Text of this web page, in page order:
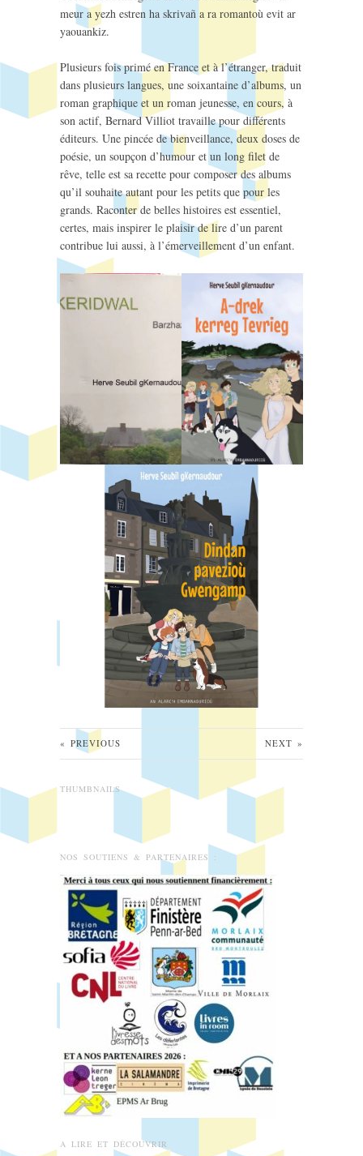
meur a yezh estren ha skrivañ a ra romantoù evit ar
yaouankiz.
Plusieurs fois primé en France et à l’étranger, traduit
dans plusieurs langues, une soixantaine d’albums, un
roman graphique et un roman jeunesse, en cours, à
son actif, Bernard Villiot travaille pour différents
éditeurs. Une pincée de bienveillance, deux doses de
poésie, un soupçon d’humour et un long filet de
rêve, telle est sa recette pour composer des albums
qu’il souhaite autant pour les petits que pour les
grands. Raconter de belles histoires est essentiel,
certes, mais inspirer le plaisir de lire d’un parent
contribue lui aussi, à l’émerveillement d’un enfant.
« PREVIOUS NEXT »
THUMBNAILS
NOS SOUTIENS & PARTENAIRES :
A LIRE ET DÉCOUVRIR